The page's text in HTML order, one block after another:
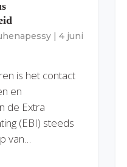
| 4 juni
is het contact
en
de Extra
(EBI) steeds
van…